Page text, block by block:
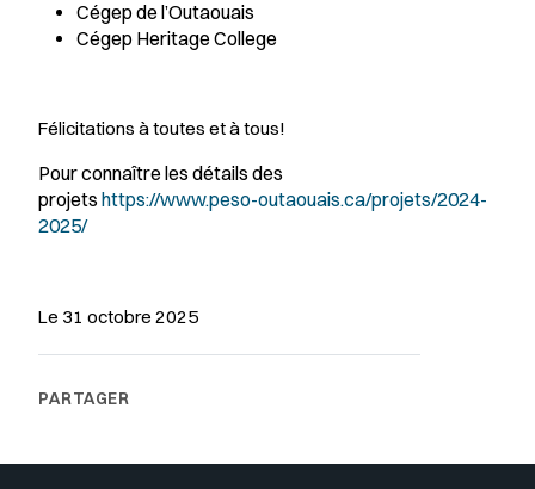
Cégep de l’Outaouais
Cégep Heritage College
Félicitations à toutes et à tous!
Pour connaître les détails des
projets https://www.peso-outaouais.ca/projets/2024-
2025/
Le 31 octobre 2025